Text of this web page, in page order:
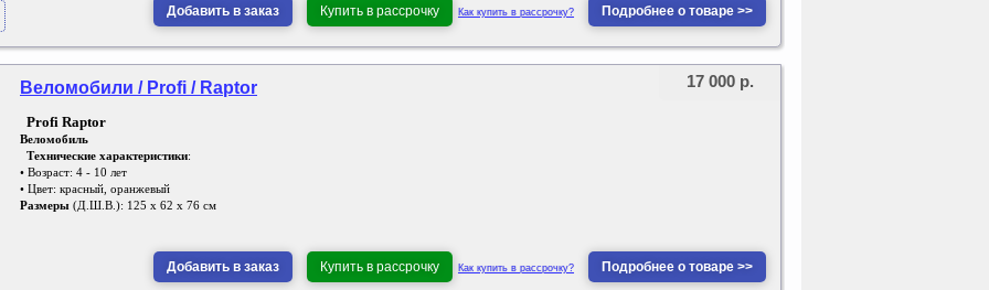
Добавить в заказ Купить в рассрочку Как купить в рассрочку? Подробнее о товаре >>
Веломобили / Profi / Raptor
Profi Raptor
Веломобиль
Технические характеристики:
• Возраст: 4 - 10 лет
• Цвет: красный, оранжевый
Размеры (Д.Ш.В.): 125 х 62 х 76 см
Добавить в заказ Купить в рассрочку Как купить в рассрочку? Подробнее о товаре >>
17 000 р.